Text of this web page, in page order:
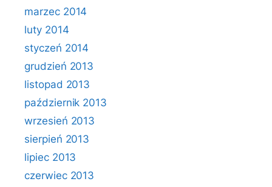
marzec 2014
luty 2014
styczeń 2014
grudzień 2013
listopad 2013
październik 2013
wrzesień 2013
sierpień 2013
lipiec 2013
czerwiec 2013